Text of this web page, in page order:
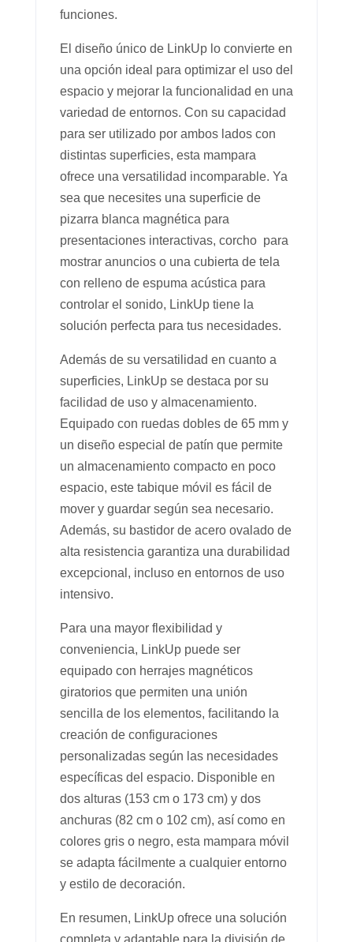
funciones.
El diseño único de LinkUp lo convierte en
una opción ideal para optimizar el uso del
espacio y mejorar la funcionalidad en una
variedad de entornos. Con su capacidad
para ser utilizado por ambos lados con
distintas superficies, esta mampara
ofrece una versatilidad incomparable. Ya
sea que necesites una superficie de
pizarra blanca magnética para
presentaciones interactivas, corcho para
mostrar anuncios o una cubierta de tela
con relleno de espuma acústica para
controlar el sonido, LinkUp tiene la
solución perfecta para tus necesidades.
Además de su versatilidad en cuanto a
superficies, LinkUp se destaca por su
facilidad de uso y almacenamiento.
Equipado con ruedas dobles de 65 mm y
un diseño especial de patín que permite
un almacenamiento compacto en poco
espacio, este tabique móvil es fácil de
mover y guardar según sea necesario.
Además, su bastidor de acero ovalado de
alta resistencia garantiza una durabilidad
excepcional, incluso en entornos de uso
intensivo.
Para una mayor flexibilidad y
conveniencia, LinkUp puede ser
equipado con herrajes magnéticos
giratorios que permiten una unión
sencilla de los elementos, facilitando la
creación de configuraciones
personalizadas según las necesidades
específicas del espacio. Disponible en
dos alturas (153 cm o 173 cm) y dos
anchuras (82 cm o 102 cm), así como en
colores gris o negro, esta mampara móvil
se adapta fácilmente a cualquier entorno
y estilo de decoración.
En resumen, LinkUp ofrece una solución
completa y adaptable para la división de